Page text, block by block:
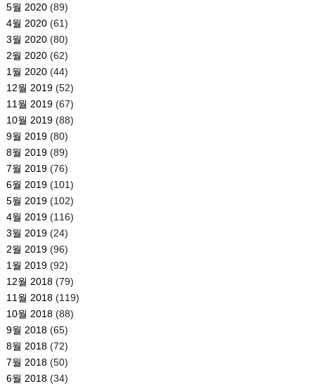
5월 2020(89)
4월 2020(61)
3월 2020(80)
2월 2020(62)
1월 2020(44)
12월 2019(52)
11월 2019(67)
10월 2019(88)
9월 2019(80)
8월 2019(89)
7월 2019(76)
6월 2019(101)
5월 2019(102)
4월 2019(116)
3월 2019(24)
2월 2019(96)
1월 2019(92)
12월 2018(79)
11월 2018(119)
10월 2018(88)
9월 2018(65)
8월 2018(72)
7월 2018(50)
6월 2018(34)